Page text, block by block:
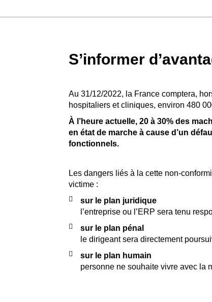
S’informer
Au 31/12/2022, la France comptera,
hospitaliers et cliniques, environ 480
À l’heure actuelle, 20 à 30% des
en état de marche à cause d’un
fonctionnels.
Les dangers liés à la cette non-
victime :
sur le plan juridique
l’entreprise ou l’ERP sera tenu
sur le plan pénal
le dirigeant sera directement
sur le plan humain
personne ne souhaite vivre avec la